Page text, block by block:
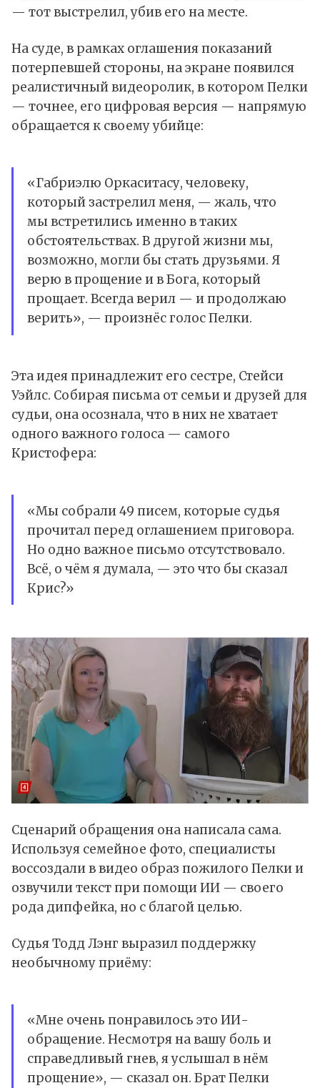
— тот выстрелил, убив его на месте.
На суде, в рамках оглашения показаний
потерпевшей стороны, на экране появился
реалистичный видеоролик, в котором Пелки
— точнее, его цифровая версия — напрямую
обращается к своему убийце:
«Габриэлю Оркаситасу, человеку,
который застрелил меня, — жаль, что
мы встретились именно в таких
обстоятельствах. В другой жизни мы,
возможно, могли бы стать друзьями. Я
верю в прощение и в Бога, который
прощает. Всегда верил — и продолжаю
верить», — произнёс голос Пелки.
Эта идея принадлежит его сестре, Стейси
Уэйлс. Собирая письма от семьи и друзей для
судьи, она осознала, что в них не хватает
одного важного голоса — самого
Кристофера:
«Мы собрали 49 писем, которые судья
прочитал перед оглашением приговора.
Но одно важное письмо отсутствовало.
Всё, о чём я думала, — это что бы сказал
Крис?»
Сценарий обращения она написала сама.
Используя семейное фото, специалисты
воссоздали в видео образ пожилого Пелки и
озвучили текст при помощи ИИ — своего
рода дипфейка, но с благой целью.
Судья Тодд Лэнг выразил поддержку
необычному приёму:
«Мне очень понравилось это ИИ-
обращение. Несмотря на вашу боль и
справедливый гнев, я услышал в нём
прощение», — сказал он. Брат Пелки